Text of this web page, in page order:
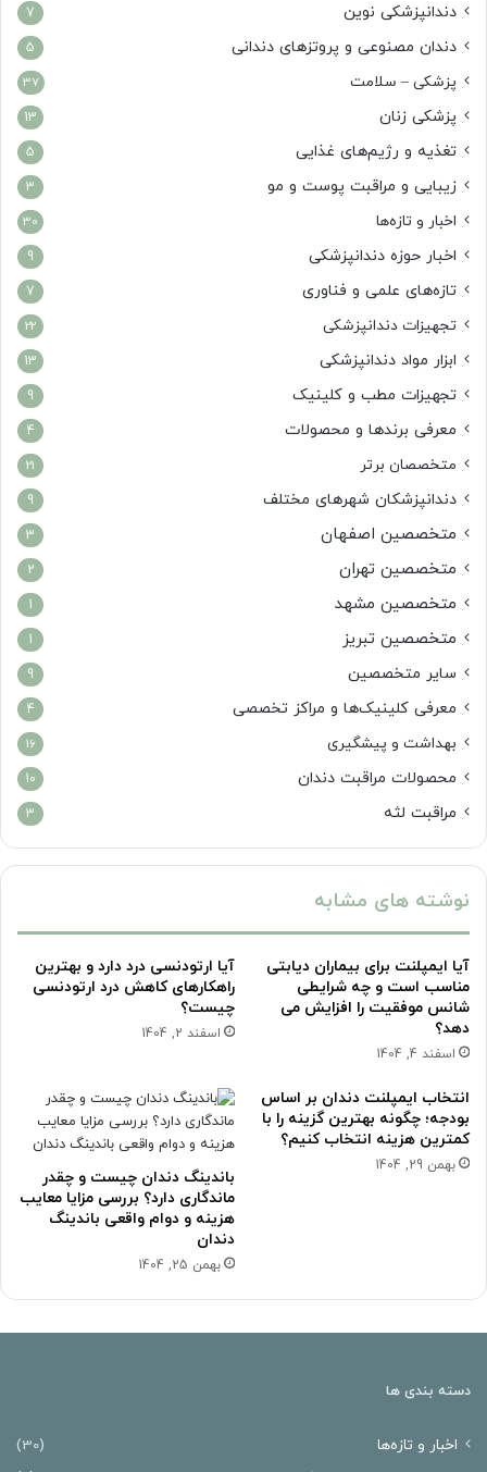
دندانپزشکی نوین 7
دندان مصنوعی و پروتزهای دندانی 5
پزشکی – سلامت 37
پزشکی زنان 13
تغذیه و رژیم‌های غذایی 5
زیبایی و مراقبت پوست و مو 3
اخبار و تازه‌ها 30
اخبار حوزه دندانپزشکی 9
تازه‌های علمی و فناوری 7
تجهیزات دندانپزشکی 22
ابزار مواد دندانپزشکی 13
تجهیزات مطب و کلینیک 9
معرفی برندها و محصولات 4
متخصصان برتر 21
دندانپزشکان شهرهای مختلف 9
متخصصین اصفهان 3
متخصصین تهران 2
متخصصین مشهد 1
متخصصین تبریز 1
سایر متخصصین 9
معرفی کلینیک‌ها و مراکز تخصصی 4
بهداشت و پیشگیری 16
محصولات مراقبت دندان 10
مراقبت لثه 3
نوشته های مشابه
آیا ایمپلنت برای بیماران دیابتی
مناسب است و چه شرایطی
شانس موفقیت را افزایش می
دهد؟
اسفند 4, 1404
آیا ارتودنسی درد دارد و بهترین
راهکارهای کاهش درد ارتودنسی
چیست؟
اسفند 2, 1404
انتخاب ایمپلنت دندان بر اساس
بودجه؛ چگونه بهترین گزینه را با
کمترین هزینه انتخاب کنیم؟
بهمن 29, 1404
باندینگ دندان چیست و چقدر
ماندگاری دارد؟ بررسی مزایا معایب
هزینه و دوام واقعی باندینگ
دندان
بهمن 25, 1404
دسته بندی ها
اخبار و تازه‌ها (30)